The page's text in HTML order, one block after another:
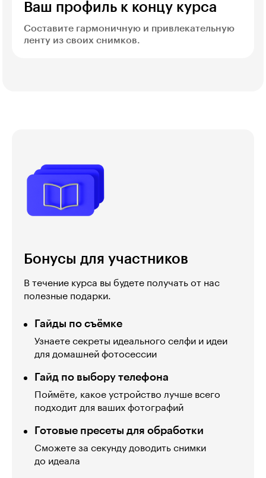
Ваш профиль к концу курса
Составите гармоничную и привлекательную
ленту из своих снимков.
Бонусы для участников
В течение курса вы будете получать от нас
полезные подарки.
Гайды по съёмке
Узнаете секреты идеального селфи и идеи
для домашней фотосессии
Гайд по выбору телефона
Поймёте, какое устройство лучше всего
подходит для ваших фотографий
Готовые пресеты для обработки
Сможете за секунду доводить снимки
до идеала